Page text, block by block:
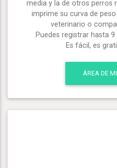
media y la de otros perros
imprime su curva de
veterinario o
Puedes registrar hasta
Es fácil, es
ÁREA DE